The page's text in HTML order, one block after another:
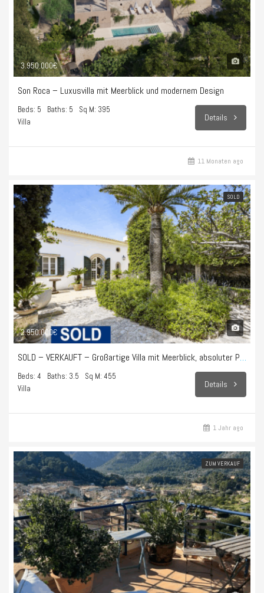
3.950.000€
Son Roca – Luxusvilla mit Meerblick und modernem Design
Beds: 5 Baths: 5
Sq M: 395
Villa
Details
11 Monaten ago
SOLD
2.950.000€
SOLD – VERKAUFT – Großartige Villa mit Meerblick, absoluter Privatsphäre und purem Lebensstil in Bonanova
Beds: 4 Baths: 3.5
Sq M: 455
Villa
Details
1 Jahr ago
ZUM VERKAUF